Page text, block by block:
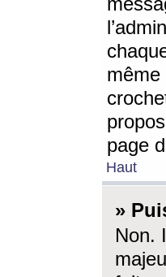
même
page
Haut
»
Non.